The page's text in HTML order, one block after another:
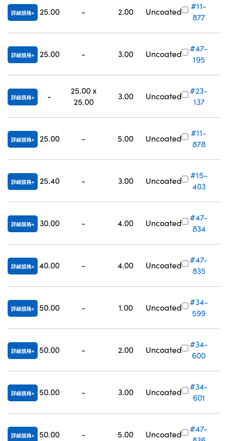
詳細規格 25.00 - 2.00 Uncoated
#11-
877
詳細規格 25.00 - 3.00 Uncoated
#47-
195
詳細規格 -
25.00 x
25.00
3.00 Uncoated
#23-
137
詳細規格 25.00 - 5.00 Uncoated
#11-
878
詳細規格 25.40 - 3.00 Uncoated
#15-
403
詳細規格 30.00 - 4.00 Uncoated
#47-
834
詳細規格 40.00 - 4.00 Uncoated
#47-
835
詳細規格 50.00 - 1.00 Uncoated
#34-
599
詳細規格 50.00 - 2.00 Uncoated
#34-
600
詳細規格 50.00 - 3.00 Uncoated
#34-
601
詳細規格 50.00 - 5.00 Uncoated
#47-